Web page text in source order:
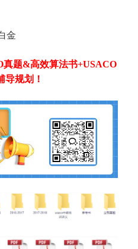
金
真题&高效算法书+USACO
导规划！